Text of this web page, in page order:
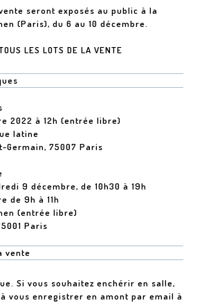
seront exposés au public à la
(Paris), du 6 au 10 décembre.
LES LOTS DE LA VENTE
2022 à 12h (entrée libre)
latine
Germain, 75007 Paris
9 décembre, de 10h30 à 19h
de 9h à 11h
(entrée libre)
Paris
vente
Si vous souhaitez enchérir en salle,
vous enregistrer en amont par email à